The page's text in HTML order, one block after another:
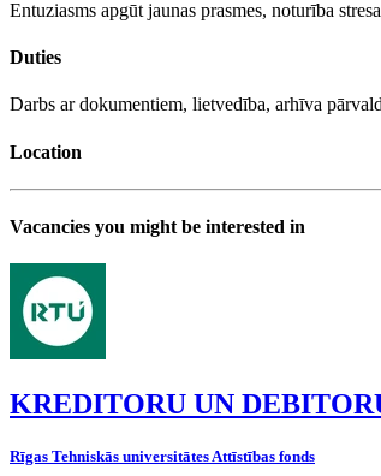
Entuziasms apgūt jaunas prasmes, noturība
Duties
Darbs ar dokumentiem, lietvedība, arhīva
Location
Vacancies you might be interested in
KREDITORU UN
Rīgas Tehniskās universitātes Attīstības fonds